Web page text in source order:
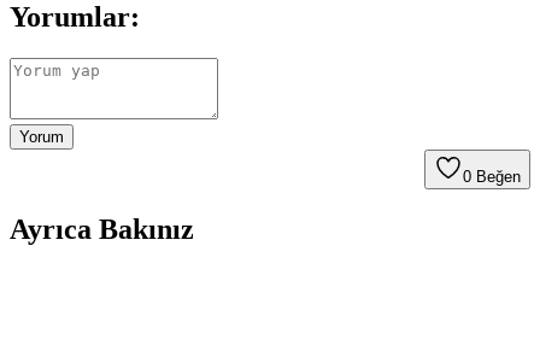
Yorumlar:
Yorum
0 Beğen
Ayrıca Bakınız